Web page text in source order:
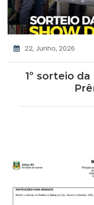
22, Junho, 2026
1º sorteio